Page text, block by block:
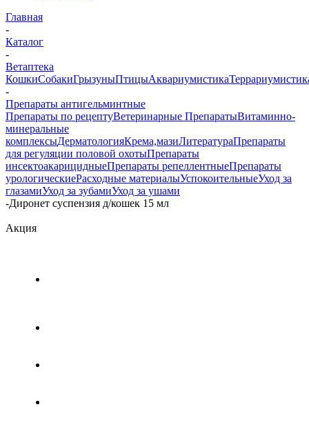
Главная
-
Каталог
-
Ветаптека
КошкиСобакиГрызуныПтицыАквариумистика
-
Препараты антигельминтные
Препараты по рецептуВетеринарные ПрепаратыВитаминно-
минеральные
комплексыДерматологияКрема,мазиЛитератураПрепараты
для регуляции половой охотыПрепараты
инсектоакарицидныеПрепараты репеллентныеПрепараты
урологическиеРасходные материалыУспокоительныеУход за
глазамиУход за зубамиУход за ушами
-Диронет суспензия д/кошек 15 мл
Акция